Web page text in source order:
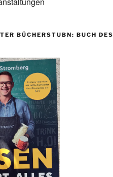
BÜCHERSTUBN: BUCH DES